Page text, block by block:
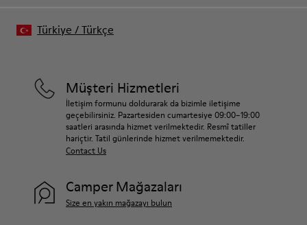
Müşteri Hizmetleri
İletişim formunu doldurarak da bizimle iletişime
geçebilirsiniz. Pazartesiden cumartesiye 09:00–19:00
saatleri arasında hizmet verilmektedir. Resmî tatiller
hariçtir. Tatil günlerinde hizmet verilmemektedir.
Contact Us
Camper Mağazaları
Size en yakın mağazayı bulun
Türkiye /Türkçe